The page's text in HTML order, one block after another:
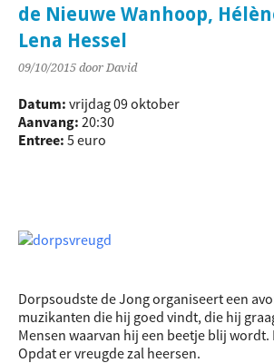
de Nieuwe Wanhoop,
Lena Hessel
09/10/2015 door David
Datum: vrijdag 09 oktober
Aanvang: 20:30
Entree: 5 euro
Dorpsoudste de Jong organiseert een
muzikanten die hij goed vindt, die hij
Mensen waarvan hij een beetje blij
Opdat er vreugde zal heersen.